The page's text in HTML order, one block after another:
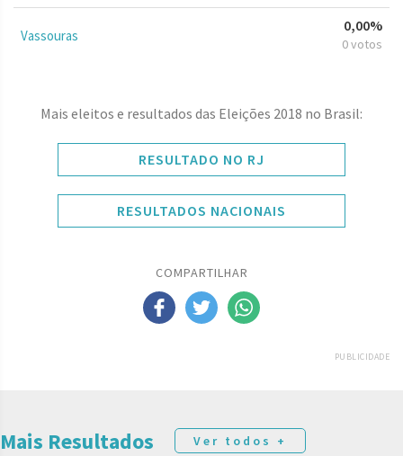
Vassouras
0,00%
0 votos
Mais eleitos e resultados das Eleições 2018 no Brasil:
RESULTADO NO RJ
RESULTADOS NACIONAIS
COMPARTILHAR
PUBLICIDADE
Mais Resultados Ver todos +